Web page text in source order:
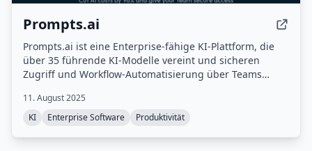
Prompts.ai
Prompts.ai ist eine Enterprise-fähige KI-Plattform, die
über 35 führende KI-Modelle vereint und sicheren
Zugriff und Workflow-Automatisierung über Teams
11. August 2025
KI
Enterprise Software Produktivität